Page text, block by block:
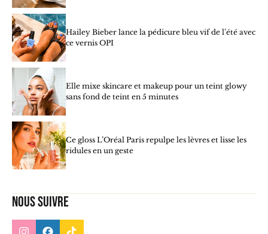
Hailey Bieber lance la pédicure bleu vif de l’été avec
ce vernis OPI
Elle mixe skincare et makeup pour un teint glowy
sans fond de teint en 5 minutes
Ce gloss L’Oréal Paris repulpe les lèvres et lisse les
ridules en un geste
Nous suivre